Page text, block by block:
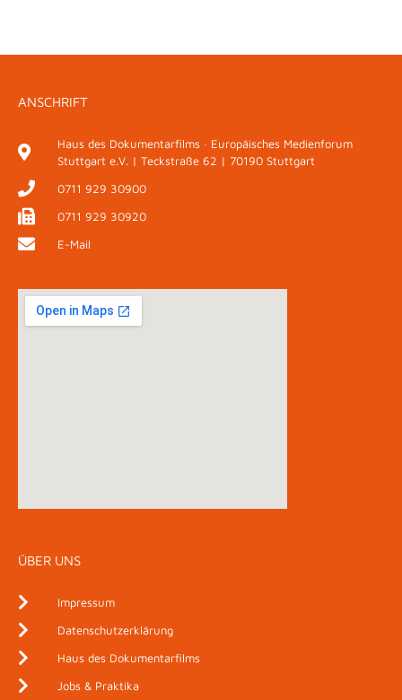
ANSCHRIFT
Haus des Dokumentarfilms · Europäisches Medienforum
Stuttgart e.V. | Teckstraße 62 | 70190 Stuttgart
0711 929 30900
0711 929 30920
E-Mail
ÜBER UNS
Impressum
Datenschutzerklärung
Haus des Dokumentarfilms
Jobs & Praktika